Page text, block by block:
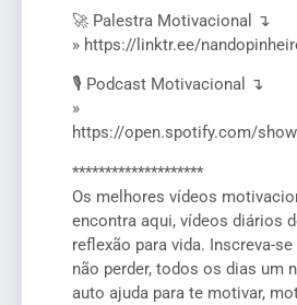
🚀 Palestra Motivacional ↴
» https://linktr.ee/
🎙️ Podcast Motivacional ↴
»
https://open.spotify.com/
********************
Os melhores vídeos
encontra aqui, vídeos diários
reflexão para vida. Inscreva-
não perder, todos os dias um
auto ajuda para te motivar,